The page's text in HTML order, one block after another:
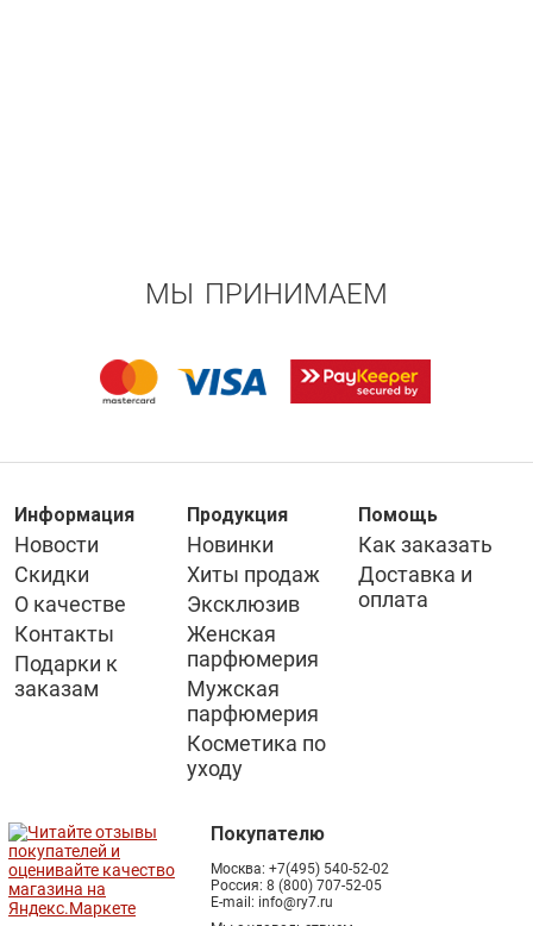
МЫ ПРИНИМАЕМ
Информация
Новости
Скидки
О качестве
Контакты
Подарки к
заказам
Продукция
Новинки
Хиты продаж
Эксклюзив
Женская
парфюмерия
Мужская
парфюмерия
Косметика по
уходу
Помощь
Как заказать
Доставка и
оплата
Покупателю
Москва: +7(495) 540-52-02
Россия: 8 (800) 707-52-05
E-mail: info@ry7.ru